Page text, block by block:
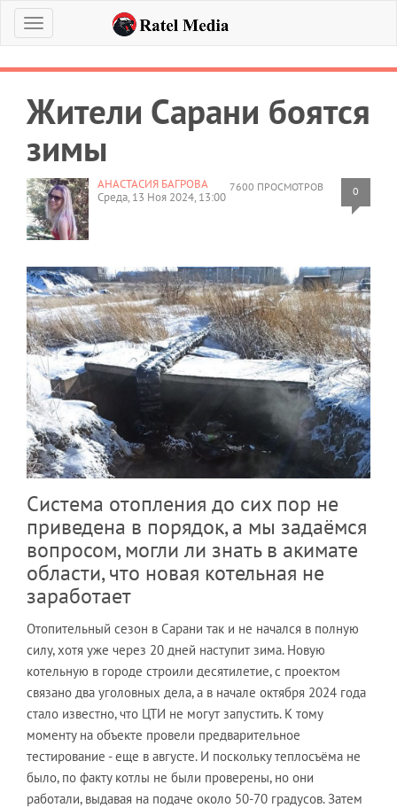
Меню
Жители Сарани боятся
зимы
7600 ПРОСМОТРОВ 0
АНАСТАСИЯ БАГРОВА
Среда, 13 Ноя 2024, 13:00
Система отопления до сих пор не
приведена в порядок, а мы задаёмся
вопросом, могли ли знать в акимате
области, что новая котельная не
заработает
Отопительный сезон в Сарани так и не начался в полную
силу, хотя уже через 20 дней наступит зима. Новую
котельную в городе строили десятилетие, с проектом
связано два уголовных дела, а в начале октября 2024 года
стало известно, что ЦТИ не могут запустить. К тому
моменту на объекте провели предварительное
тестирование - еще в августе. И поскольку теплосъёма не
было, по факту котлы не были проверены, но они
работали, выдавая на подаче около 50-70 градусов. Затем